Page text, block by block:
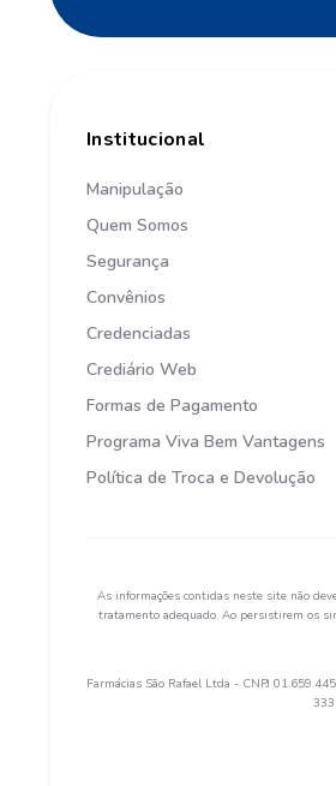
Institucional
Manipulação
Quem Somos
Segurança
Convênios
Credenciadas
Crediário Web
Formas de Pagamento
Programa Viva Bem Vantagens
Política de Troca e Devolução
As informações contidas neste site não
tratamento adequado. Ao persistirem os
Farmácias São Rafael Ltda - CNPJ